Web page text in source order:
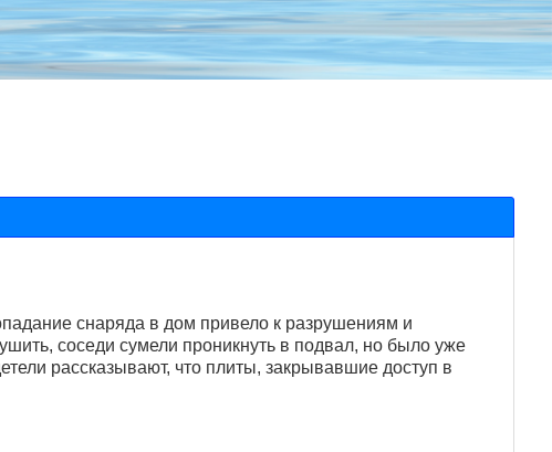
снаряда в дом привело к разрушениям и
соседи сумели проникнуть в подвал, но было уже
рассказывают, что плиты, закрывавшие доступ в